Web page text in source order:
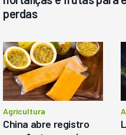
perdas
Agricultura
China abre registro